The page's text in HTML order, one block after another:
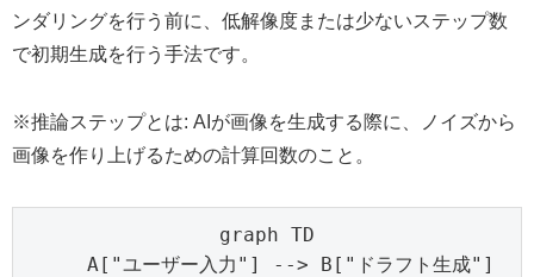
ンダリングを行う前に、低解像度または少ないステップ数
で初期生成を行う手法です。
※推論ステップとは: AIが画像を生成する際に、ノイズから
画像を作り上げるための計算回数のこと。
graph TD
    A["ユーザー入力"] --> B["ドラフト生成"]